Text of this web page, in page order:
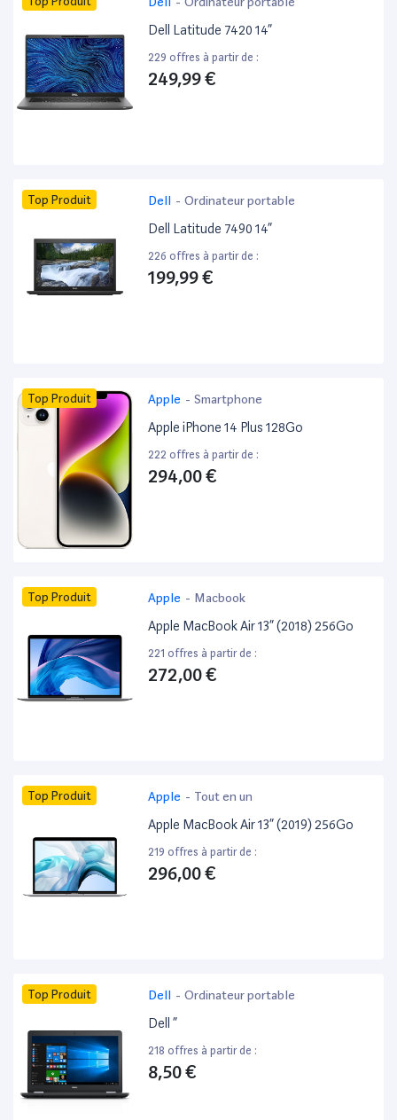
Dell Latitude 7420 14”
229 offres à partir de :
249,99 €
Top Produit Dell - Ordinateur portable
Dell Latitude 7490 14”
226 offres à partir de :
199,99 €
Top Produit Apple - Smartphone
Apple iPhone 14 Plus 128Go
222 offres à partir de :
294,00 €
Top Produit Apple - Macbook
Apple MacBook Air 13” (2018) 256Go
221 offres à partir de :
272,00 €
Top Produit Apple - Tout en un
Apple MacBook Air 13” (2019) 256Go
219 offres à partir de :
296,00 €
Top Produit Dell - Ordinateur portable
Dell ”
218 offres à partir de :
8,50 €